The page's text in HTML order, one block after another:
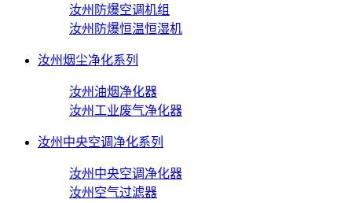
汝州防爆空调机组
汝州防爆恒温恒湿机
汝州烟尘净化系列
汝州油烟净化器
汝州工业废气净化器
汝州中央空调净化系列
汝州中央空调净化器
汝州空气过滤器